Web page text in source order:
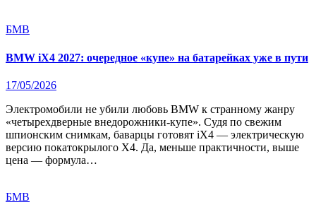
БМВ
BMW iX4 2027: очередное «купе» на батарейках уже в пути
17/05/2026
Электромобили не убили любовь BMW к странному жанру
«четырехдверные внедорожники-купе». Судя по свежим
шпионским снимкам, баварцы готовят iX4 — электрическую
версию покатокрылого X4. Да, меньше практичности, выше
цена — формула…
БМВ